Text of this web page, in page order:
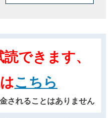
できます、
こちら
されることはありません